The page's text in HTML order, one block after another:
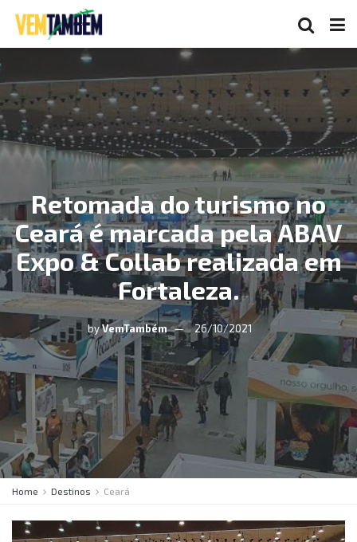
Retomada do turismo no
Ceará é marcada pela ABAV
Expo & Collab realizada em
Fortaleza.
byVemTambém 26/10/2021
Home Destinos Ceará